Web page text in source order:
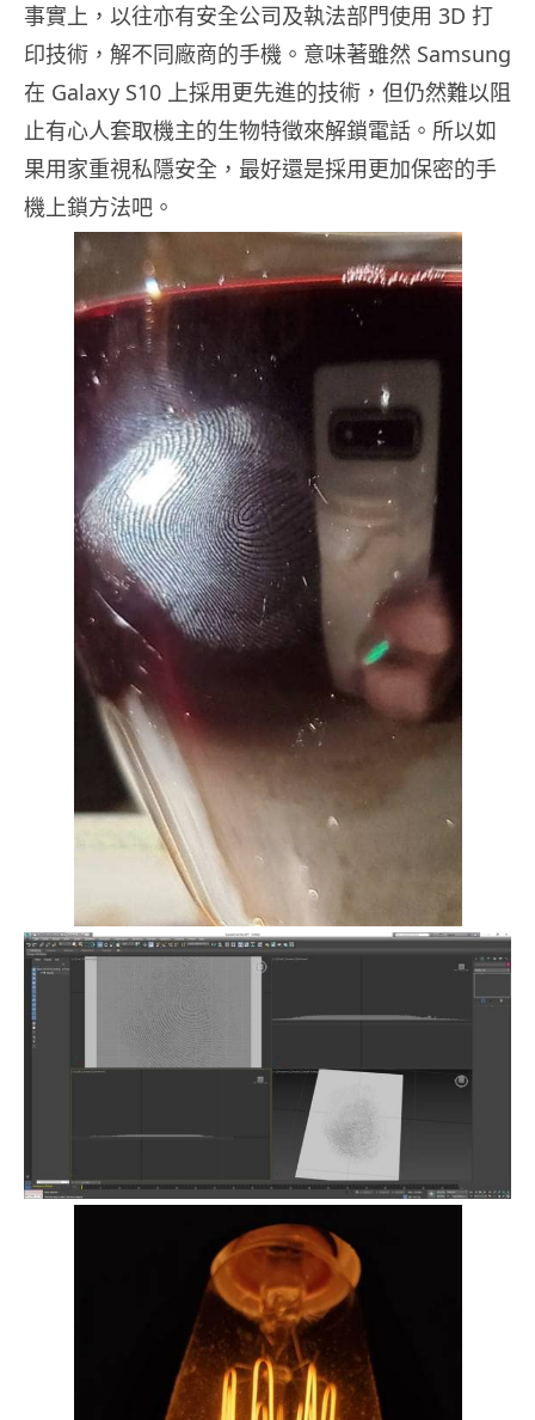
事實上，以往亦有安全公司及執法部門使用 3D 打
印技術，解不同廠商的手機。意味著雖然 Samsung
在 Galaxy S10 上採用更先進的技術，但仍然難以阻
止有心人套取機主的生物特徵來解鎖電話。所以如
果用家重視私隱安全，最好還是採用更加保密的手
機上鎖方法吧。